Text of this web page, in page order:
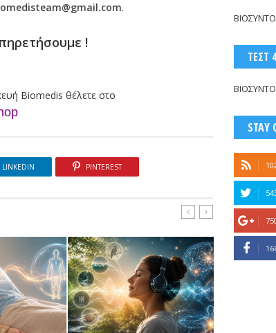
.
!
Biomedis θέλετεστο
LINKEDIN PINTEREST
ΤΕΣΤ
STAY